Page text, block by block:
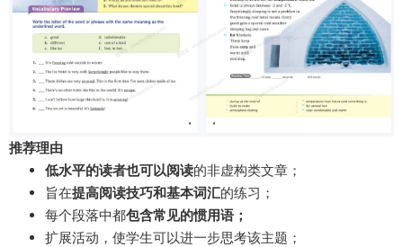
推荐理由
低水平的读者也可以阅读的非虚构类文章；
旨在提高阅读技巧和基本词汇的练习；
每个段落中都包含常见的惯用语；
扩展活动，使学生可以进一步思考该主题；